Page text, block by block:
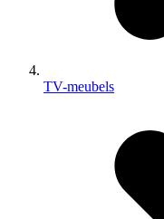
TV-meubels